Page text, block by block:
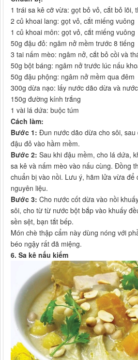
1 trái sa kê cỡ vừa: gọt bỏ vỏ, cắt bỏ lõi,
2 củ khoai lang: gọt vỏ, cắt miếng vuông
1 củ khoai môn: gọt vỏ, cắt miếng vuông
50g đậu đỏ: ngâm nở mềm trước 8 tiếng
3 tai nấm mèo: ngâm nở, cắt bỏ cồi và
50g bột báng: ngâm nở trước lúc nấu
50g đậu phộng: ngâm nở mềm qua đêm
300g dừa nạo: lấy nước dão dừa và
150g đường kính trắng
1 vài lá dứa: buộc túm
Cách làm:
Bước 1: Đun nước dão dừa cho sôi, sau
đậu đỏ vào hầm mềm.
Bước 2: Sau khi đậu mềm, cho lá dứa,
sa kê và nấm mèo vào nấu cùng. Đồng
chuẩn bị vào nồi. Lưu ý, hãm lửa vừa để
nguyên liệu.
Bước 3: Cho nước cốt dừa vào nồi
sôi, cho từ từ nước bột bắp vào khuấy
sền sệt, bạn tắt bếp.
Món chè thập cẩm này dùng nóng với
béo ngậy rất đã miệng.
6. Sa kê nấu kiểm